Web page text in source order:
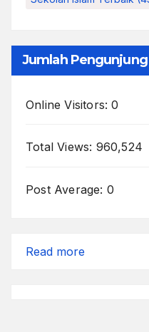
Jumlah Pengunjung
Online Visitors:0
Total Views: 960,524
Post Average: 0
Read more